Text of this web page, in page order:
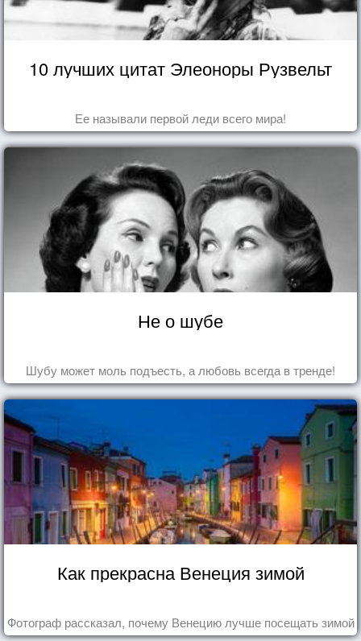
10 лучших цитат Элеоноры Рузвельт
Ее называли первой леди всего мира!
Не о шубе
Шубу может моль подъесть, а любовь всегда в тренде!
Как прекрасна Венеция зимой
Фотограф рассказал, почему Венецию лучше посещать зимой